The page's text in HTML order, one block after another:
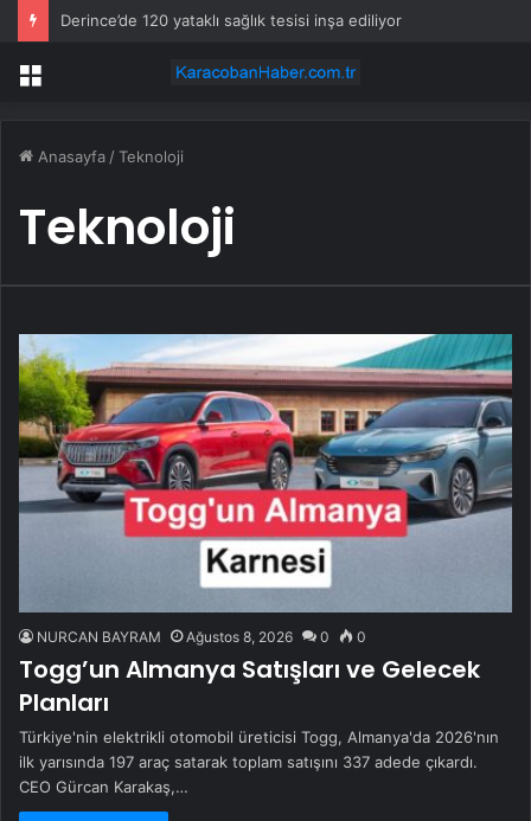
Derince’de 120 yataklı sağlık tesisi inşa ediliyor
Menü
Anasayfa /Teknoloji
Teknoloji
NURCAN BAYRAM Ağustos 8, 2026 0 0
Togg’un Almanya Satışları ve Gelecek
Planları
Türkiye'nin elektrikli otomobil üreticisi Togg, Almanya'da 2026'nın
ilk yarısında 197 araç satarak toplam satışını 337 adede çıkardı.
CEO Gürcan Karakaş,…